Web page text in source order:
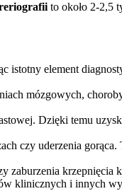
to około 2-2,5
element
mózgowych,
Dzięki temu
czy uderzenia
zaburzenia krzepnięcia
klinicznych i innych